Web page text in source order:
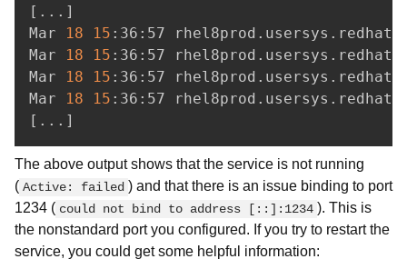
[ .. . ]
Mar
18 15 :36:57
Mar
18 15 :36:57
Mar
18 15 :36:57
Mar
18 15 :36:57
[ .. . ]
The above output shows that the service is not running
( Active: failed ) and that there is an issue binding to port
1234 ( could not bind to address [::]:1234 ). This is
the nonstandard port you configured. If you try to restart the
service, you could get some helpful information: